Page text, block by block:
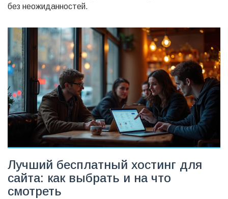
без неожиданностей.
Лучший бесплатный хостинг для
сайта: как выбрать и на что
смотреть